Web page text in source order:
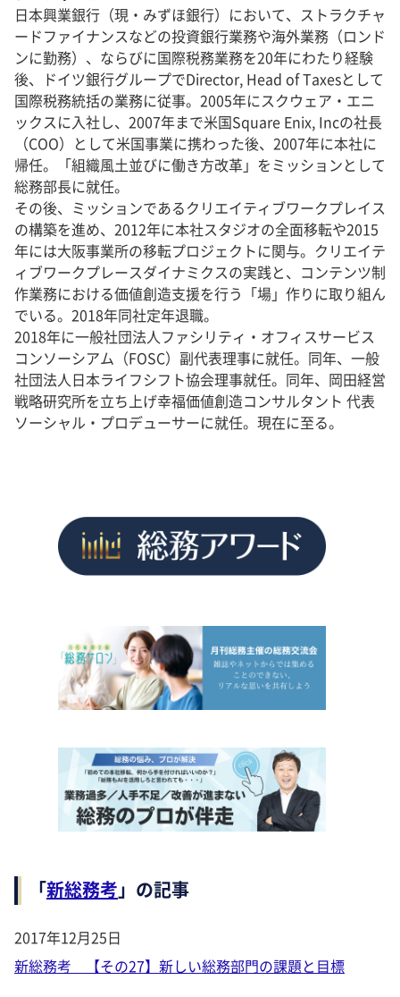
日本興業銀行（現・みずほ銀行）において、ストラクチャ
ードファイナンスなどの投資銀行業務や海外業務（ロンド
ンに勤務）、ならびに国際税務業務を20年にわたり経験
後、ドイツ銀行グループでDirector, Head of Taxesとして
国際税務統括の業務に従事。2005年にスクウェア・エニ
ックスに入社し、2007年まで米国Square Enix, Incの社長
（COO）として米国事業に携わった後、2007年に本社に
帰任。「組織風土並びに働き方改革」をミッションとして
総務部長に就任。
その後、ミッションであるクリエイティブワークプレイス
の構築を進め、2012年に本社スタジオの全面移転や2015
年には大阪事業所の移転プロジェクトに関与。クリエイテ
ィブワークプレースダイナミクスの実践と、コンテンツ制
作業務における価値創造支援を行う「場」作りに取り組ん
でいる。2018年同社定年退職。
2018年に一般社団法人ファシリティ・オフィスサービス
コンソーシアム（FOSC）副代表理事に就任。同年、一般
社団法人日本ライフシフト協会理事就任。同年、岡田経営
戦略研究所を立ち上げ幸福価値創造コンサルタント 代表
ソーシャル・プロデューサーに就任。現在に至る。
「新総務考」の記事
2017年12月25日
新総務考 【その27】新しい総務部門の課題と目標